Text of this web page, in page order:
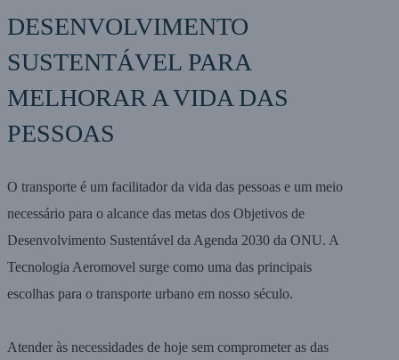
DESENVOLVIMENTO
SUSTENTÁVEL PARA
MELHORAR A VIDA DAS
PESSOAS
O transporte é um facilitador da vida das pessoas e um meio
necessário para o alcance das metas dos Objetivos de
Desenvolvimento Sustentável da Agenda 2030 da ONU. A
Tecnologia Aeromovel surge como uma das principais
escolhas para o transporte urbano em nosso século.
Atender às necessidades de hoje sem comprometer as das